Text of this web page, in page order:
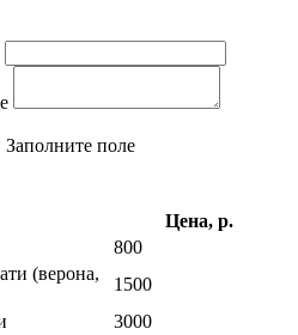
Заполните поле
Цена, р.
800
(верона,
1500
3000